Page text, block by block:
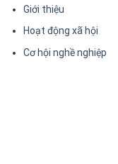
Giới thiệu
Hoạt động xã hội
Cơ hội nghề nghiệp